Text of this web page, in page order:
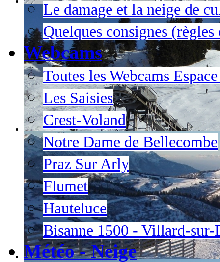
Le damage et la neige de
Quelques consignes (règles
Webcams
Toutes les Webcams
Les Saisies
Crest-Voland
Notre Dame de Bellecombe
Praz Sur Arly
Flumet
Hauteluce
Bisanne 1500 - Villard-sur-
Météo - Neige